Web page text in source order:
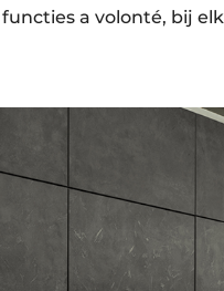
a volonté, bij